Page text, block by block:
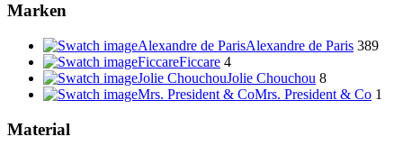
Marken
Alexandre de ParisAlexandre de Paris 389
FiccareFiccare 4
Jolie ChouchouJolie Chouchou 8
Mrs. President & CoMrs. President & Co 1
Material